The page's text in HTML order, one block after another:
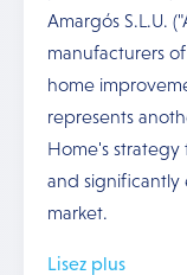
Amargós S.L.U.
manufacturers
home
represents
Home's
and significantly
market.
Lisez plus